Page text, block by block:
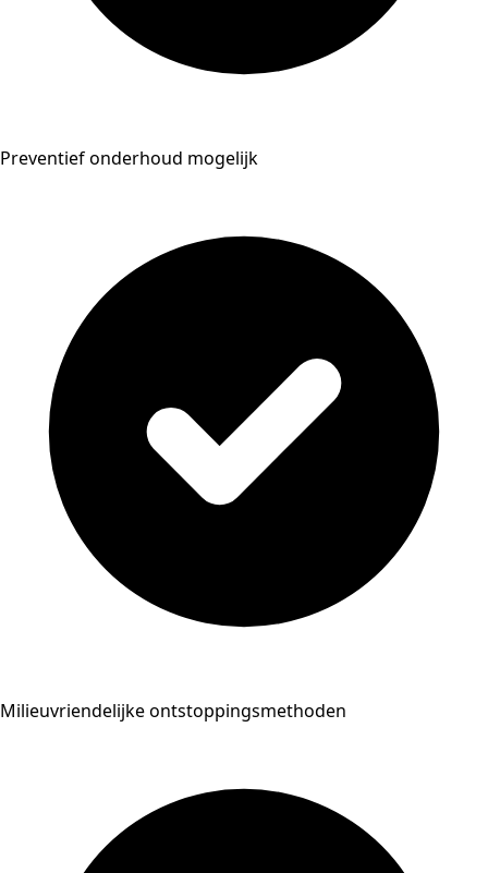
Preventief onderhoud mogelijk
Milieuvriendelijke ontstoppingsmethoden